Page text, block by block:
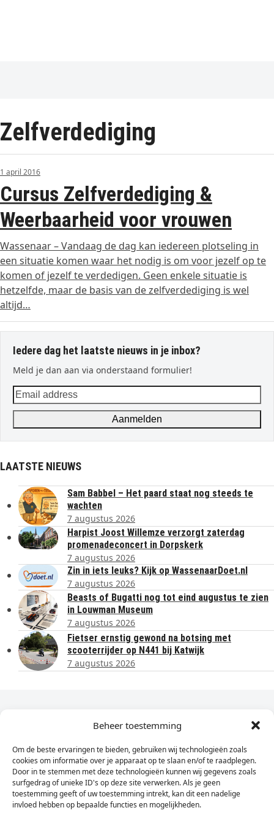
Beheer toestemming
Om de beste ervaringen te bieden, gebruiken wij technologieën zoals
cookies om informatie over je apparaat op te slaan en/of te raadplegen.
Door in te stemmen met deze technologieën kunnen wij gegevens zoals
surfgedrag of unieke ID's op deze site verwerken. Als je geen
toestemming geeft of uw toestemming intrekt, kan dit een nadelige
invloed hebben op bepaalde functies en mogelijkheden.
Zelfverdediging
1 april 2016
Cursus Zelfverdediging &
Weerbaarheid voor vrouwen
Wassenaar – Vandaag de dag kan iedereen plotseling in
een situatie komen waar het nodig is om voor jezelf op te
komen of jezelf te verdedigen. Geen enkele situatie is
hetzelfde, maar de basis van de zelfverdediging is wel
altijd…
Iedere dag het laatste nieuws in je inbox?
Meld je dan aan via onderstaand formulier!
Email
address
Aanmelden
LAATSTE NIEUWS
Sam Babbel – Het paard staat nog steeds te
wachten
7 augustus 2026
Harpist Joost Willemze verzorgt zaterdag
promenadeconcert in Dorpskerk
7 augustus 2026
Zin in iets leuks? Kijk op WassenaarDoet.nl
7 augustus 2026
Beasts of Bugatti nog tot eind augustus te zien
in Louwman Museum
7 augustus 2026
Fietser ernstig gewond na botsing met
scooterrijder op N441 bij Katwijk
7 augustus 2026
Dagelijks het laatste nieuws in je e-mail?
Vul
hier
je
e-
mailadres
Sign Up